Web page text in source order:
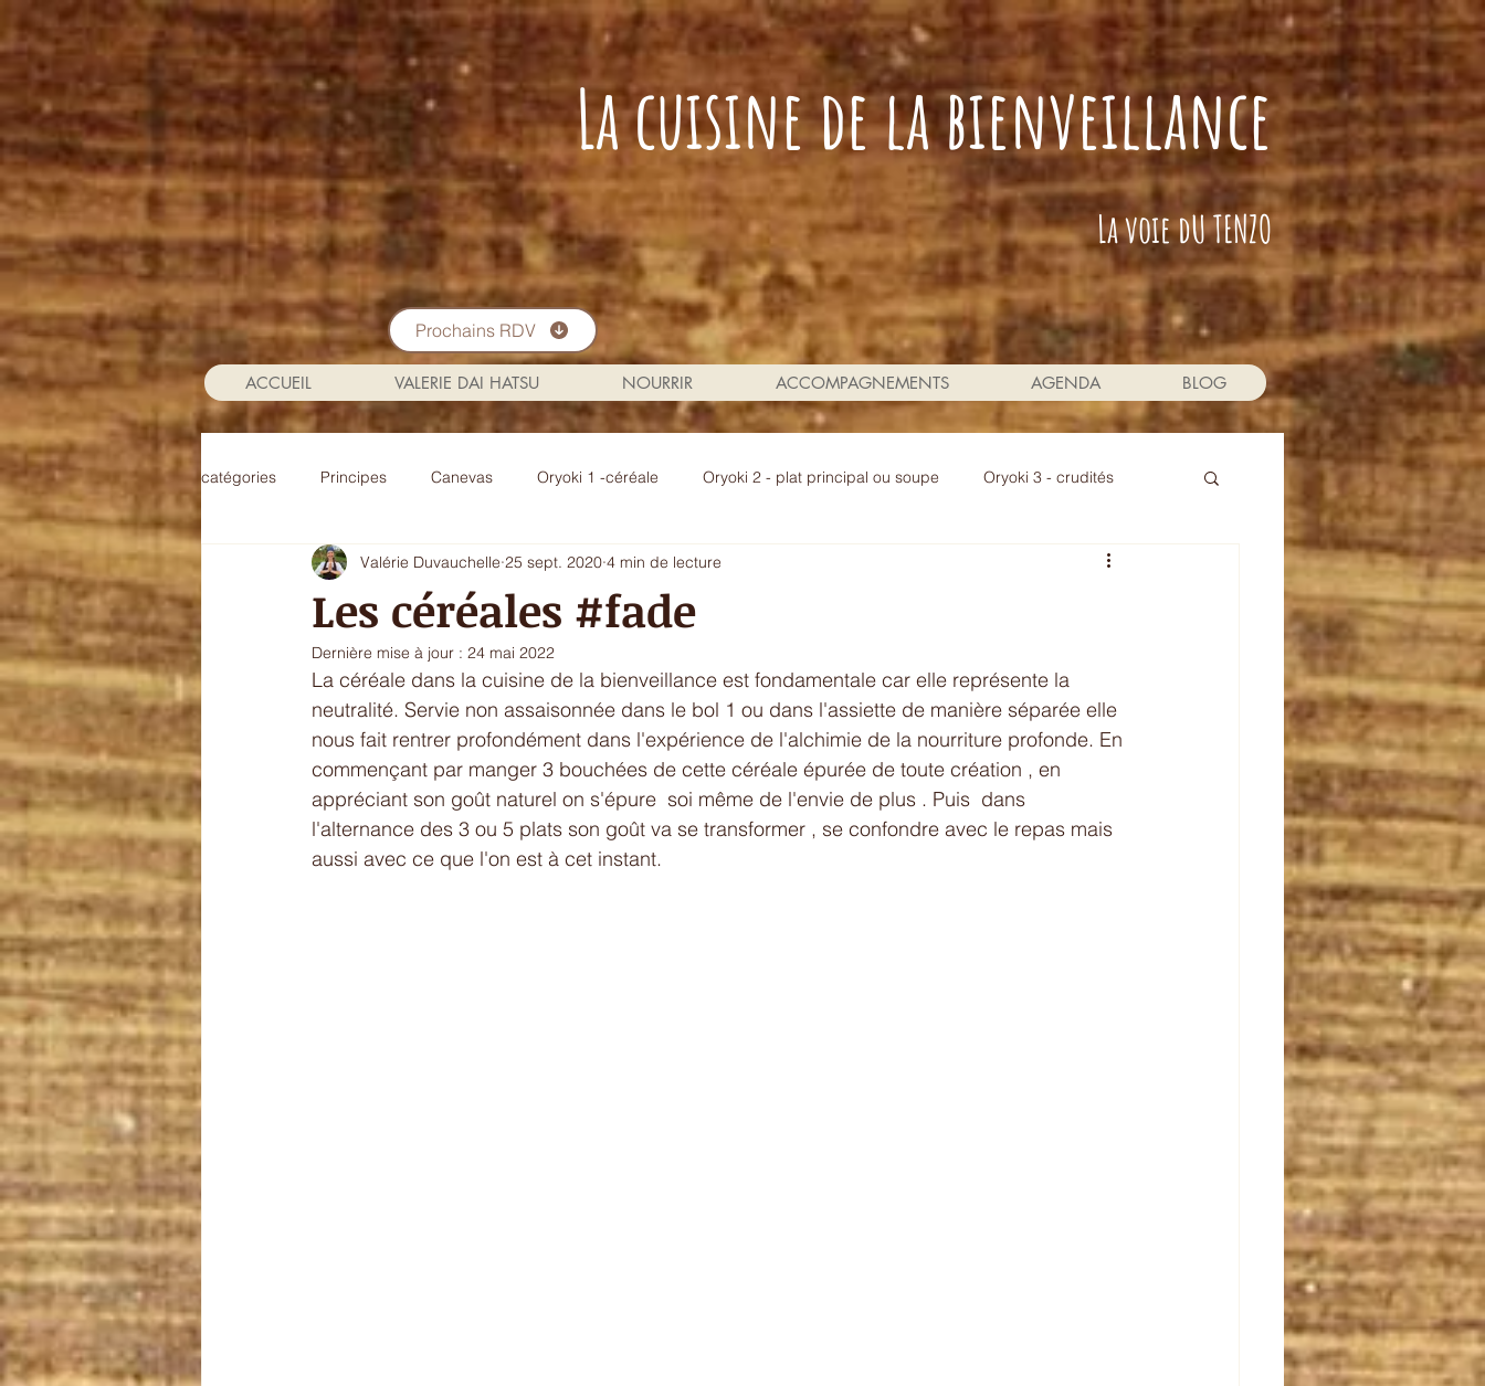
La cuisine de la bienveillance
La voie dU TENZO
Prochains RDV
ACCUEIL VALERIE DAI HATSU NOURRIR ACCOMPAGNEMENTS AGENDA BLOG
catégories Principes Canevas Oryoki 1 -céréale Oryoki 2 - plat principal ou soupe Oryoki 3 - crudités
Oryoki 4 - plat composé Oryoki 5 - entrée chic ou dessert
le goût de l'automne La douceur de l'hiver
sans gluten
Les céréales #fade
Valérie Duvauchelle 25 sept. 2020 4 min de lecture
Dernière mise à jour : 24 mai 2022
La céréale dans la cuisine de la bienveillance est fondamentale car elle représente la
neutralité. Servie non assaisonnée dans le bol 1 ou dans l'assiette de manière séparée elle
nous fait rentrer profondément dans l'expérience de l'alchimie de la nourriture profonde. En
commençant par manger 3 bouchées de cette céréale épurée de toute création , en
appréciant son goût naturel on s'épure  soi même de l'envie de plus . Puis  dans
l'alternance des 3 ou 5 plats son goût va se transformer , se confondre avec le repas mais
aussi avec ce que l'on est à cet instant.